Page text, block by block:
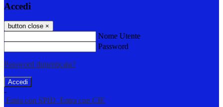
Accedi
button close ×
Nome Utente
Password
Password dimenticata?
-
Entra con SPID Entra con CIE